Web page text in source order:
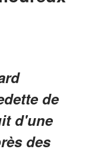
de
d'une
des